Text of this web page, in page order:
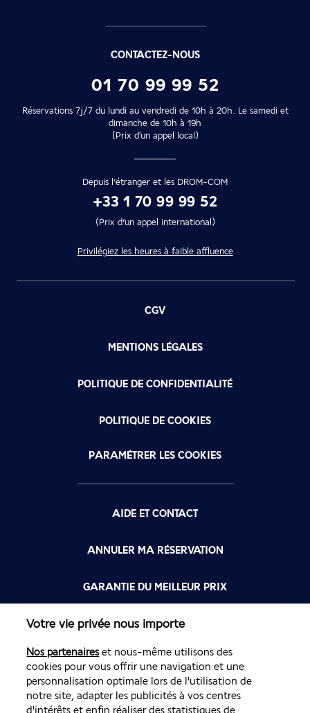
CONTACTEZ-NOUS
01 70 99 99 52
Réservations 7j/7 du lundi au vendredi de 10h à 20h. Le samedi et
dimanche de 10h à 19h
(Prix d'un appel local)
Depuis l’étranger et les DROM-COM
+33 1 70 99 99 52
(Prix d’un appel international)
Privilégiez les heures à faible affluence
CGV
MENTIONS LÉGALES
POLITIQUE DE CONFIDENTIALITÉ
POLITIQUE DE COOKIES
PARAMÉTRER LES COOKIES
AIDE ET CONTACT
ANNULER MA RÉSERVATION
GARANTIE DU MEILLEUR PRIX
FLYING BLUE
FLEXIBILITÉ
Votre vie privée nous importe
Nos partenaireset nous-même utilisons des
cookies pour vous offrir une navigation et une
personnalisation optimale lors de l'utilisation de
notre site, adapter les publicités à vos centres
d'intérêts et enfin réaliser des statistiques de